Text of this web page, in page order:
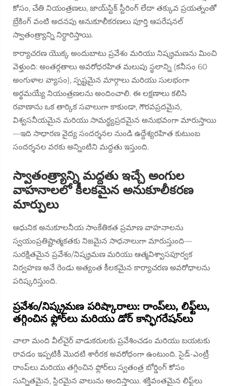
కోసం, చేతి నియంత్రణలు, జాయ్‌స్టిక్ స్టీరింగ్ లేదా తక్కువ ప్రయత్నంతో
బ్రేకింగ్ వంటి అదనపు అనుకూలీకరణలు పూర్తి ఆపరేషనల్
స్వాతంత్ర్యాన్ని నిర్ధారిస్తాయి.
కార్యాచరణ యొక్క అందుబాటు ప్రవేశం మరియు నిష్క్రమణను మించి
వెళ్తుంది: అంతర్గతాలు అవరోధరహిత మలుపు స్థలాన్ని (కనీసం 60
అంగుళాల వ్యాసం), స్పష్టమైన మార్గాలు మరియు సులభంగా
అర్థమయ్యే నియంత్రణలను అందించాలి. ఈ లక్షణాలు కలిసి
రవాణాను ఒక తార్కిక సవాలుగా కాకుండా, గౌరవప్రదమైన,
విశ్వసనీయమైన మరియు సామర్థ్యప్రదమైన అనుభవంగా మారుస్తాయి
—ఇది సాధారణ వైద్య సందర్శనల నుండి ఉద్దేశ్యరహిత కుటుంబ
సందర్శనల వరకు అన్నింటిని మద్దతు ఇస్తుంది.
స్వాతంత్ర్యాన్ని మద్దతు ఇచ్చే అంగుల
వాహనాలలో కీలకమైన అనుకూలీకరణ
మార్పులు
ఆధునిక అనుకూలనీయ సాంకేతికత ప్రమాణ వాహనాలను
స్వయంప్రతిష్టాత్మకతకు నిజమైన సాధనాలుగా మారుస్తుంది—
సురక్షితమైన ప్రవేశం/నిష్క్రమణ మరియు ఆత్మవిశ్వాసపూర్వక
నిర్వహణ అనే రెండు అత్యంత కీలకమైన కార్యాచరణ అవరోధాలను
పరిష్కరిస్తుంది.
ప్రవేశం/నిష్క్రమణ పరిష్కారాలు: రాంప్‌లు, లిఫ్ట్‌లు,
తగ్గించిన ఫ్లోర్‌లు మరియు డోర్ కాన్ఫిగరేషన్‌లు
చాలా మంది వీల్‌చైర్ వాడుకరులకు ప్రవేశించడం మరియు బయటకు
రావడం ఇప్పటికీ మొదటి శారీరక అవరోధంగా ఉంటుంది. సైడ్-ఎంట్రీ
రాంప్‌లు మరియు తగ్గించిన ఫ్లోర్‌లు స్వతంత్ర బోర్డింగ్ కోసం
సున్నితమైన, స్థిరమైన వాలును అందిస్తాయి. శక్తివంతమైన లిఫ్ట్‌లు